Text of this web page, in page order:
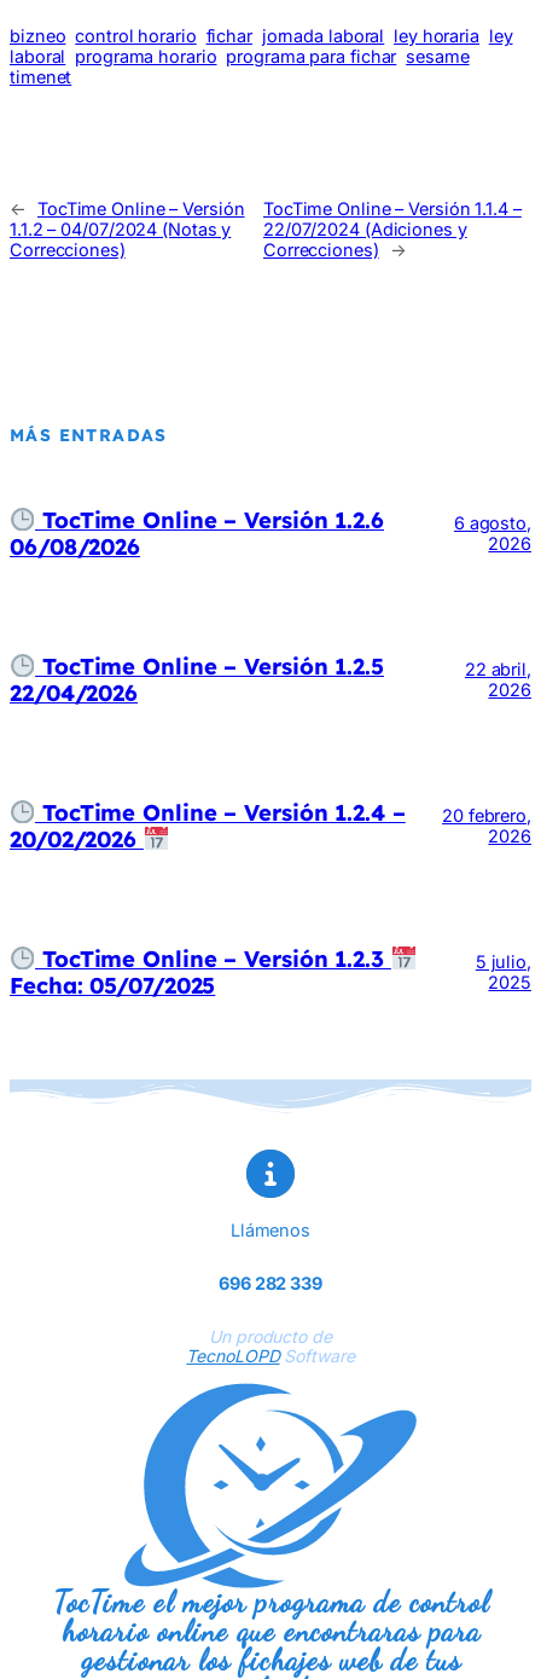
bizneo control horario fichar jornada laboral ley horaria ley
laboral programa horario programa para fichar sesame
timenet
←
TocTime Online – Versión
1.1.2 – 04/07/2024 (Notas y
Correcciones)
TocTime Online – Versión 1.1.4 –
22/07/2024 (Adiciones y
Correcciones)
→
MÁS ENTRADAS
TocTime Online – Versión 1.2.6
06/08/2026
6 agosto,
2026
TocTime Online – Versión 1.2.5
22/04/2026
22 abril,
2026
TocTime Online – Versión 1.2.4 –
20/02/2026
20 febrero,
2026
TocTime Online – Versión 1.2.3
Fecha: 05/07/2025
5 julio,
2025
Llámenos
696 282 339
Un producto de
TecnoLOPDSoftware
TocTime el mejor programa de control
horario online que encontraras para
gestionar los fichajes web de tus